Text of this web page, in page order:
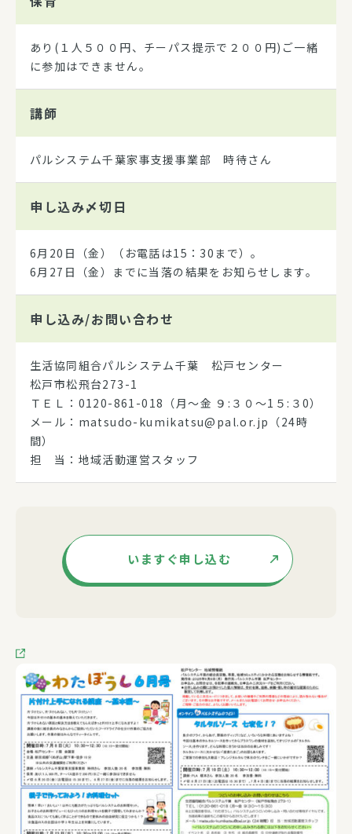
あり(１人５００円、チーパス提示で２００円)ご一緒
に参加はできません。
講師
パルシステム千葉家事支援事業部 時待さん
申し込み〆切日
6月20日（金）（お電話は15：30まで）。
6月27日（金）までに当落の結果をお知らせします。
申し込み/お問い合わせ
生活協同組合パルシステム千葉 松戸センター
松戸市松飛台273-1
ＴＥＬ：0120-861-018（月～金 ９:３０～1５:３0）
メール：matsudo-kumikatsu@pal.or.jp（24時
間）
担 当：地域活動運営スタッフ
いますぐ申し込む